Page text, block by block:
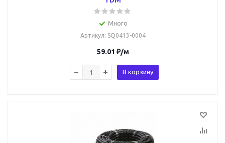
Много
Артикул: SQ0413-0004
59.01 ₽/м
В корзину